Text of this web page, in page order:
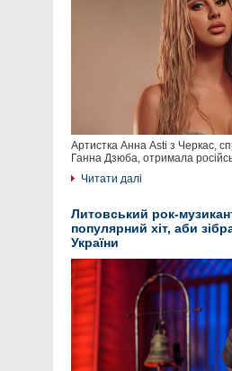
Артистка Анна Asti з Черкас,
Ганна Дзюба, отримала
Читати далі
Литовський рок-
популярний хіт, аби
України